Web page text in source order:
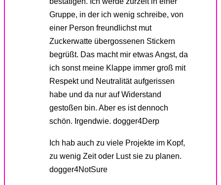
Gruppe, in der ich wenig schreibe, von
einer Person freundlichst mut
Zuckerwatte übergossenen Stickern
begrüßt. Das macht mir etwas Angst, da
ich sonst meine Klappe immer groß mit
Respekt und Neutralität aufgerissen
habe und da nur auf Widerstand
gestoßen bin. Aber es ist dennoch
schön. Irgendwie. dogger4Derp
Ich hab auch zu viele Projekte im Kopf,
zu wenig Zeit oder Lust sie zu planen.
dogger4NotSure